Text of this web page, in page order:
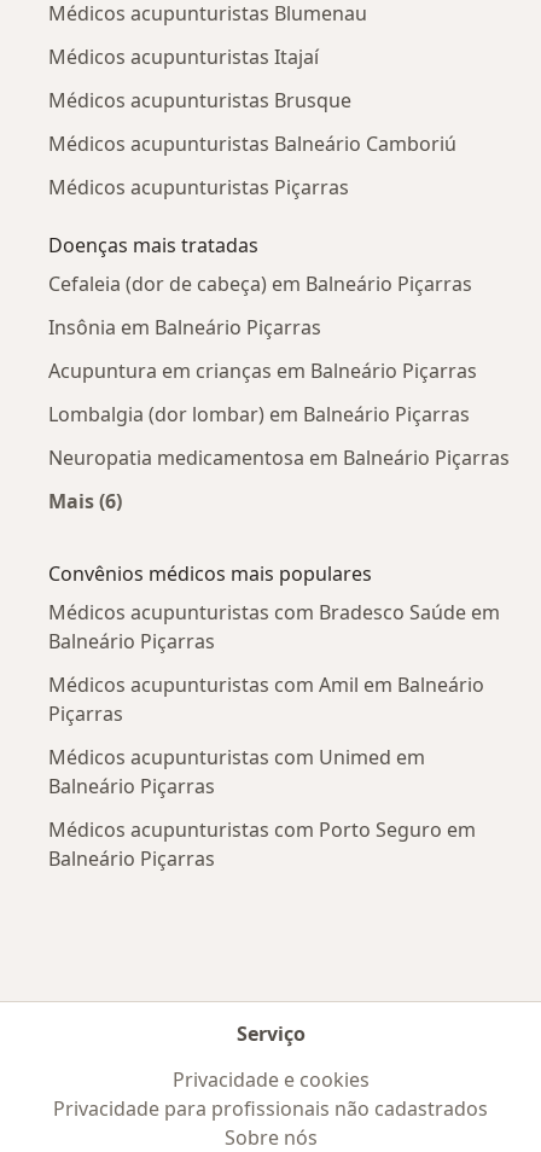
Médicos acupunturistas Blumenau
Médicos acupunturistas Itajaí
Médicos acupunturistas Brusque
Médicos acupunturistas Balneário Camboriú
Médicos acupunturistas Piçarras
Doenças mais tratadas
Cefaleia (dor de cabeça) em Balneário Piçarras
Insônia em Balneário Piçarras
Acupuntura em crianças em Balneário Piçarras
Lombalgia (dor lombar) em Balneário Piçarras
Neuropatia medicamentosa em Balneário Piçarras
Mais (6)
Convênios médicos mais populares
Médicos acupunturistas com Bradesco Saúde em
Balneário Piçarras
Médicos acupunturistas com Amil em Balneário
Piçarras
Médicos acupunturistas com Unimed em
Balneário Piçarras
Médicos acupunturistas com Porto Seguro em
Balneário Piçarras
Serviço
Privacidade e cookies
Privacidade para profissionais não cadastrados
Sobre nós